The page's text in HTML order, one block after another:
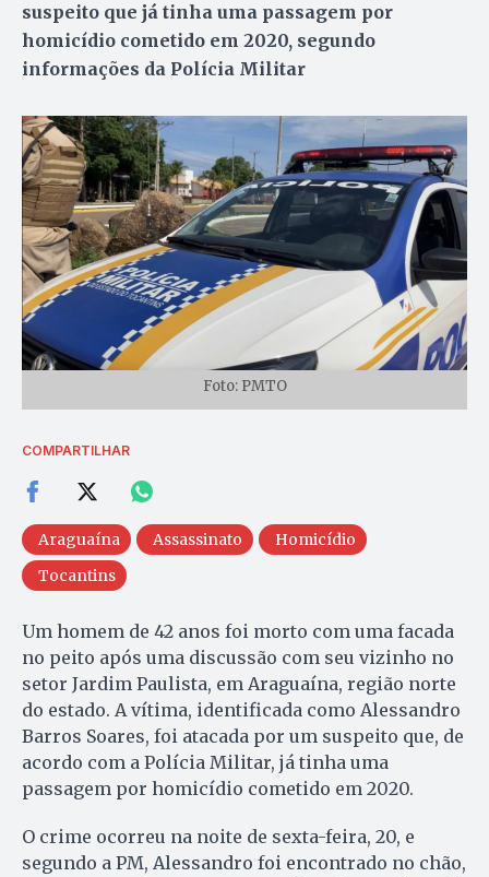
suspeito que já tinha uma passagem por
homicídio cometido em 2020, segundo
informações da Polícia Militar
Foto: PMTO
COMPARTILHAR
Araguaína Assassinato
Homicídio
Tocantins
Um homem de 42 anos foi morto com uma facada
no peito após uma discussão com seu vizinho no
setor Jardim Paulista, em Araguaína, região norte
do estado. A vítima, identificada como Alessandro
Barros Soares, foi atacada por um suspeito que, de
acordo com a Polícia Militar, já tinha uma
passagem por homicídio cometido em 2020.
O crime ocorreu na noite de sexta-feira, 20, e
segundo a PM, Alessandro foi encontrado no chão,